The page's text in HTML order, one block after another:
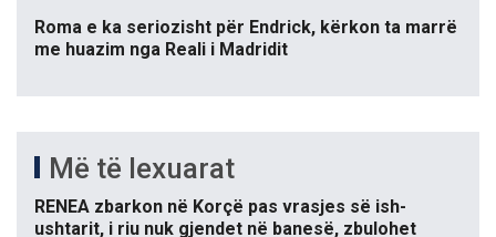
Roma e ka seriozisht për Endrick, kërkon ta marrë
me huazim nga Reali i Madridit
Më të lexuarat
RENEA zbarkon në Korçë pas vrasjes së ish-
ushtarit, i riu nuk gjendet në banesë, zbulohet